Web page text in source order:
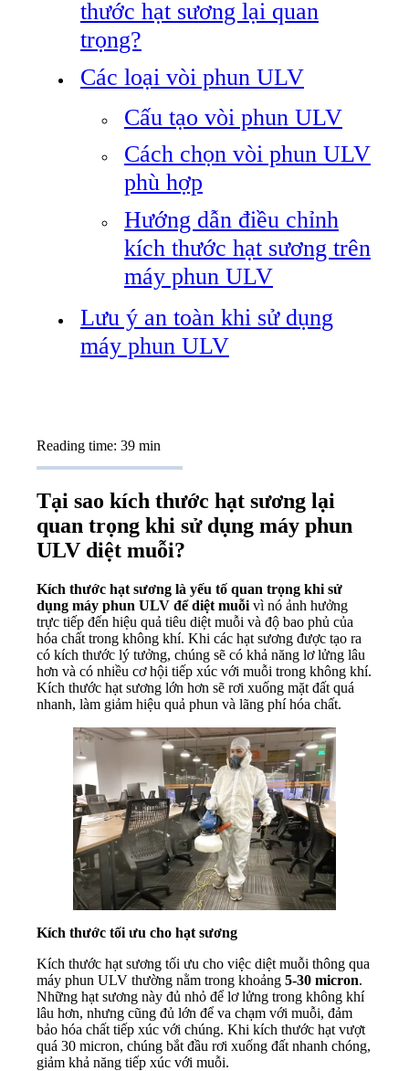
thước hạt sương lại quan
trọng?
Các loại vòi phun ULV
Cấu tạo vòi phun ULV
Cách chọn vòi phun ULV
phù hợp
Hướng dẫn điều chỉnh
kích thước hạt sương trên
máy phun ULV
Lưu ý an toàn khi sử dụng
máy phun ULV
Reading time: 39 min
Tại sao kích thước hạt sương lại
quan trọng khi sử dụng máy phun
ULV diệt muỗi?
Kích thước hạt sương là yếu tố quan trọng khi sử
dụng máy phun ULV để diệt muỗi vì nó ảnh hưởng
trực tiếp đến hiệu quả tiêu diệt muỗi và độ bao phủ của
hóa chất trong không khí. Khi các hạt sương được tạo ra
có kích thước lý tưởng, chúng sẽ có khả năng lơ lửng lâu
hơn và có nhiều cơ hội tiếp xúc với muỗi trong không khí.
Kích thước hạt sương lớn hơn sẽ rơi xuống mặt đất quá
nhanh, làm giảm hiệu quả phun và lãng phí hóa chất.
Kích thước tối ưu cho hạt sương
Kích thước hạt sương tối ưu cho việc diệt muỗi thông qua
máy phun ULV thường nằm trong khoảng 5-30 micron.
Những hạt sương này đủ nhỏ để lơ lửng trong không khí
lâu hơn, nhưng cũng đủ lớn để va chạm với muỗi, đảm
bảo hóa chất tiếp xúc với chúng. Khi kích thước hạt vượt
quá 30 micron, chúng bắt đầu rơi xuống đất nhanh chóng,
giảm khả năng tiếp xúc với muỗi.